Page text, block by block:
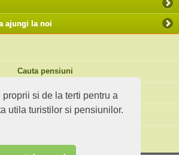
si de la terti pentru a
utila turistilor si pensiunilor.
ajungi la noi
Cauta pensiuni
Idei de calatorie
Site standard